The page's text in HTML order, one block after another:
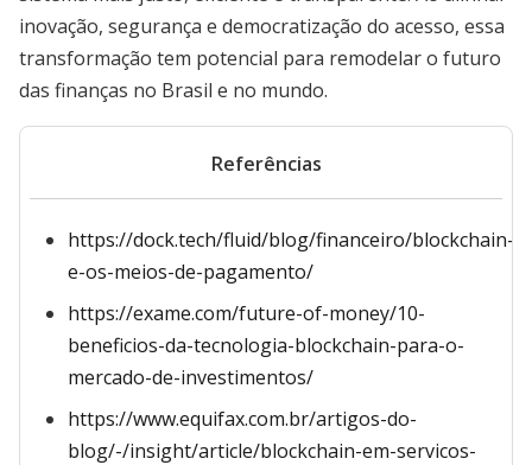
inovação, segurança e democratização do acesso, essa
transformação tem potencial para remodelar o futuro
das finanças no Brasil e no mundo.
Referências
https://dock.tech/fluid/blog/financeiro/blockchain-
e-os-meios-de-pagamento/
https://exame.com/future-of-money/10-
beneficios-da-tecnologia-blockchain-para-o-
mercado-de-investimentos/
https://www.equifax.com.br/artigos-do-
blog/-/insight/article/blockchain-em-servicos-